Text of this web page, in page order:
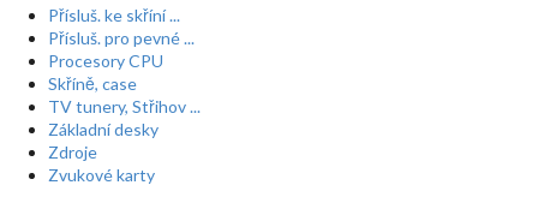
Přísluš. ke skříní ...
Přísluš. pro pevné ...
Procesory CPU
Skříně, case
TV tunery, Střihov ...
Základní desky
Zdroje
Zvukové karty